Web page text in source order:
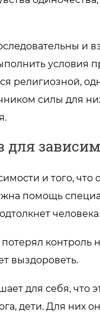
и
условия
религиозной,
силы для
для
и того, что
помощь
выздороветь.
для себя, что
дети. Для них